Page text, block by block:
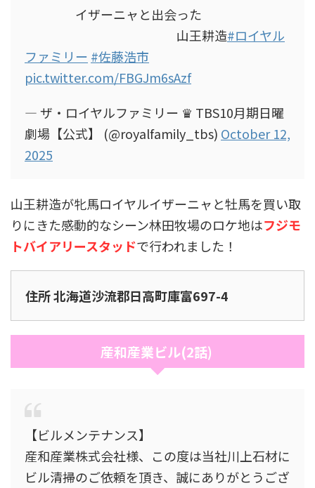
イザーニャと出会った
山王耕造#ロイヤル
ファミリー #佐藤浩市
pic.twitter.com/FBGJm6sAzf
— ザ・ロイヤルファミリー ♛ TBS10月期日曜
劇場【公式】 (@royalfamily_tbs) October 12,
2025
山王耕造が牝馬ロイヤルイザーニャと牡馬を買い取
りにきた感動的なシーン林田牧場のロケ地はフジモ
トバイアリースタッドで行われました！
住所 北海道沙流郡日高町庫富697-4
産和産業ビル(2話)
【ビルメンテナンス】
産和産業株式会社様、この度は当社川上石材に
ビル清掃のご依頼を頂き、誠にありがとうござ